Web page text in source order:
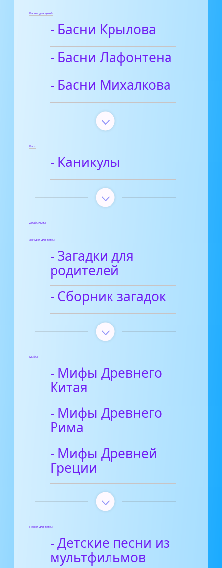
Басни для детей
- Басни Крылова
- Басни Лафонтена
- Басни Михалкова
Блог
- Каникулы
Диафильмы
Загадки для детей
- Загадки для
родителей
- Сборник загадок
Мифы
- Мифы Древнего
Китая
- Мифы Древнего
Рима
- Мифы Древней
Греции
Песни для детей
- Детские песни из
мультфильмов